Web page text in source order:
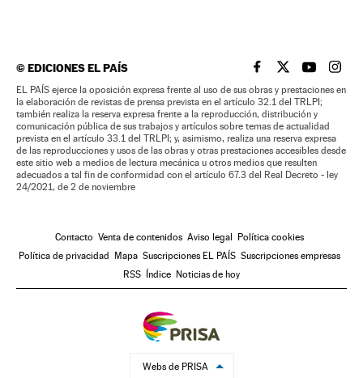
©EDICIONES EL PAÍS EL PAÍS BRASIL EN
EL PAÍSEL PAÍS
EL
EL PAÍS ejerce la oposición expresa frente al uso de sus obras y prestaciones en
la elaboración de revistas de prensa prevista en el artículo 32.1 del TRLPI;
también realiza la reserva expresa frente a la reproducción, distribución y
comunicación pública de sus trabajos y artículos sobre temas de actualidad
prevista en el artículo 33.1 del TRLPI; y, asimismo, realiza una reserva expresa
de las reproducciones y usos de las obras y otras prestaciones accesibles desde
este sitio web a medios de lectura mecánica u otros medios que resulten
adecuados a tal fin de conformidad con el artículo 67.3 del Real Decreto - ley
24/2021, de 2 de noviembre
Contacto Venta de contenidos Aviso legal
Política cookies
Política de privacidad
Mapa Suscripciones EL PAÍS Suscripciones empresas
RSS
Índice Noticias de hoy
Webs de PRISA